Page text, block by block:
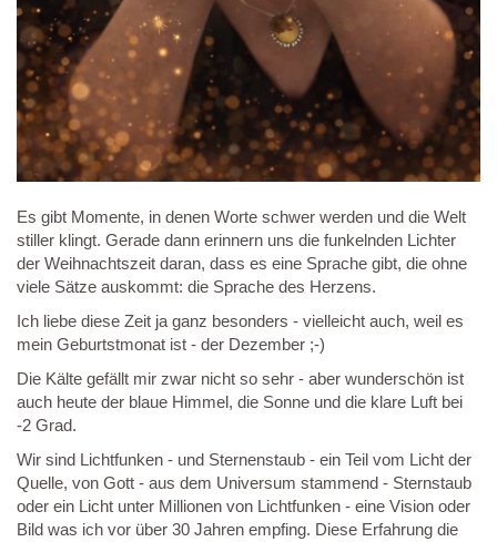
Es gibt Momente, in denen Worte schwer werden und die Welt
stiller klingt. Gerade dann erinnern uns die funkelnden Lichter
der Weihnachtszeit daran, dass es eine Sprache gibt, die ohne
viele Sätze auskommt: die Sprache des Herzens.
Ich liebe diese Zeit ja ganz besonders - vielleicht auch, weil es
mein Geburtstmonat ist - der Dezember ;-)
Die Kälte gefällt mir zwar nicht so sehr - aber wunderschön ist
auch heute der blaue Himmel, die Sonne und die klare Luft bei
-2 Grad.
Wir sind Lichtfunken - und Sternenstaub - ein Teil vom Licht der
Quelle, von Gott - aus dem Universum stammend - Sternstaub
oder ein Licht unter Millionen von Lichtfunken - eine Vision oder
Bild was ich vor über 30 Jahren empfing. Diese Erfahrung die